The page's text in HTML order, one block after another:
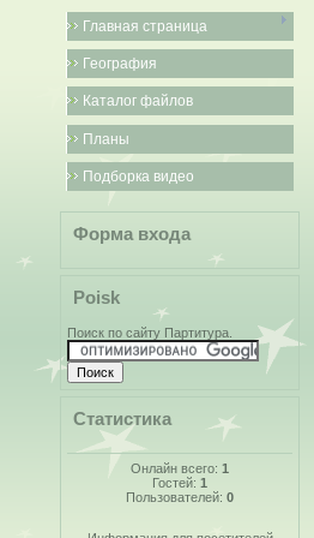
Главная страница
География
Каталог файлов
Планы
Подборка видео
Форма входа
Poisk
Поиск по сайту Партитура.
Статистика
Онлайн всего: 1
Гостей: 1
Пользователей: 0